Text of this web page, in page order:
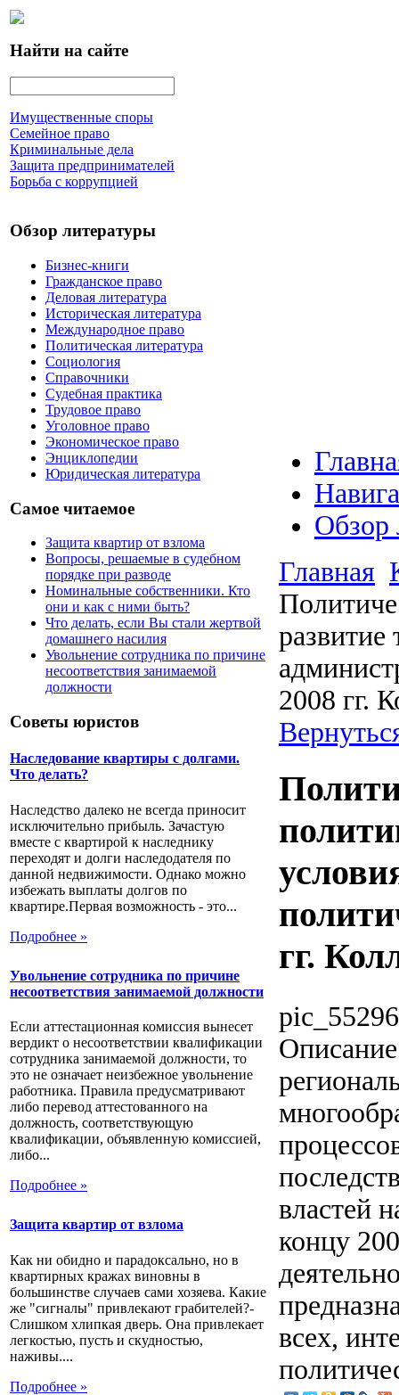
Найти на сайте
Имущественные споры
Семейное право
Криминальные дела
Защита предпринимателей
Борьба с коррупцией
Обзор литературы
Бизнес-книги
Гражданское право
Деловая литература
Историческая литература
Международное право
Политическая литература
Социология
Справочники
Судебная практика
Трудовое право
Уголовное право
Экономическое право
Энциклопедии
Юридическая литература
Самое читаемое
Защита квартир от взлома
Вопросы, решаемые в судебном
порядке при разводе
Номинальные собственники. Кто
они и как с ними быть?
Что делать, если Вы стали жертвой
домашнего насилия
Увольнение сотрудника по причине
несоответствия занимаемой
должности
Советы юристов
Наследование квартиры с долгами.
Что делать?
Наследство далеко не всегда приносит
исключительно прибыль. Зачастую
вместе с квартирой к наследнику
переходят и долги наследодателя по
данной недвижимости. Однако можно
избежать выплаты долгов по
квартире.Первая возможность - это...
Подробнее »
Увольнение сотрудника по причине
несоответствия занимаемой должности
Если аттестационная комиссия вынесет
вердикт о несоответствии квалификации
сотрудника занимаемой должности, то
это не означает неизбежное увольнение
работника. Правила предусматривают
либо перевод аттестованного на
должность, соответствующую
квалификации, объявленную комиссией,
либо...
Подробнее »
Защита квартир от взлома
Как ни обидно и парадоксально, но в
квартирных кражах виновны в
большинстве случаев сами хозяева. Какие
же "сигналы" привлекают грабителей?-
Слишком хлипкая дверь. Она привлекает
легкостью, пусть и скудностью,
наживы....
Подробнее »
Обзор
Главная
развитие
2008 гг.
гг.
Описание
властей
концу
всех,